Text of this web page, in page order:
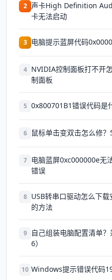
2 声卡High Definition
卡无法启动
3 电脑提示蓝屏代码
4 NVIDIA控制面板打不开
制面板
5 0x800701B1错误代码是
6 鼠标单击变双击怎么修
7 电脑蓝屏0xc000000e无
错误
8 USB转串口驱动怎么下
的方法
9
自己组装电脑配置清单
6）
10 Windows提示错误代码